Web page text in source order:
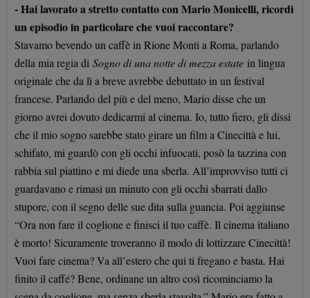
- Hai lavorato a stretto contatto con Mario Monicelli, ricordi
un episodio in particolare che vuoi raccontare?
Stavamo bevendo un caffè in Rione Monti a Roma, parlando
della mia regia di Sogno di una notte di mezza estate in lingua
originale che da lì a breve avrebbe debuttato in un festival
francese. Parlando del più e del meno, Mario disse che un
giorno avrei dovuto dedicarmi al cinema. Io, tutto fiero, gli dissi
che il mio sogno sarebbe stato girare un film a Cinecittà e lui,
schifato, mi guardò con gli occhi infuocati, posò la tazzina con
rabbia sul piattino e mi diede una sberla. All’improvviso tutti ci
guardavano e rimasi un minuto con gli occhi sbarrati dallo
stupore, con il segno delle sue dita sulla guancia. Poi aggiunse
“Ora non fare il coglione e finisci il tuo caffè. Il cinema italiano
è morto! Sicuramente troveranno il modo di lottizzare Cinecittà!
Vuoi fare cinema? Va all’estero che qui ti fregano e basta. Hai
finito il caffé? Bene, ordinane un altro così ricominciamo la